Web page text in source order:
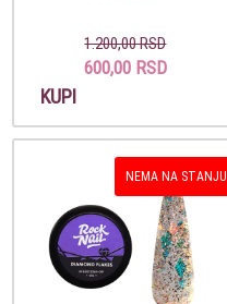
1.200,00 RSD
600,00 RSD
KUPI
NEMA NA STANJU